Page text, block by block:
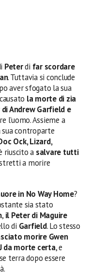
Peterdi far scordare
. Tuttavia si conclude
aver sfogato la sua
la morte di zia
Andrew Garfield e
l’uomo. Assieme a
sua controparte
Ock, Lizard,
riuscito a salvare tutti
a morire
in No Way Home?
sia stato
, il Peter di Maguire
di Garfield. Lo stesso
morire Gwen
da morte certa, e
terra dopo essere